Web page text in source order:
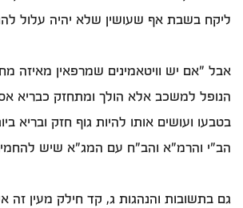
ליקח בשבת אף שעושין שלא יהיה עלול
אבל "אם יש וויטאמינים שמרפאין מאיזה
הנופל למשכב אלא הולך ומתחזק כבריא
בטבעו ועושים אותו להיות גוף חזק ובריא
הב"י והרמ"א והב"ח עם המג"א שיש
גם בתשובות והנהגות ג, קד חילק מעין